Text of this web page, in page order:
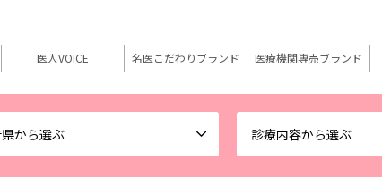
から選ぶ 診療内容から選ぶ
医人VOICE 名医こだわりブランド 医療機関専売ブランド